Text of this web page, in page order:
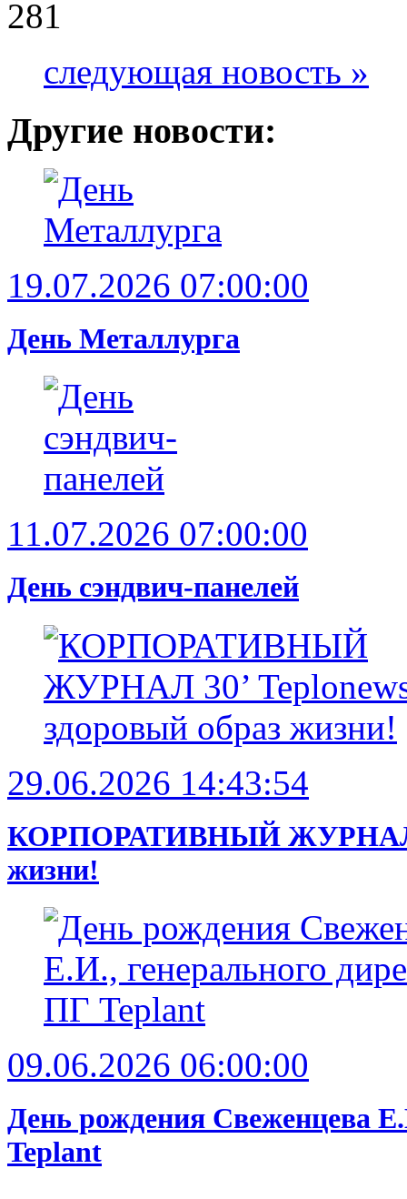
281
следующая новость »
Другие новости:
19.07.2026 07:00:00
День Металлурга
11.07.2026 07:00:00
День сэндвич-панелей
29.06.2026 14:43:54
КОРПОРАТИВНЫЙ ЖУРНАЛ
жизни!
09.06.2026 06:00:00
День рождения Свеженцева
Teplant